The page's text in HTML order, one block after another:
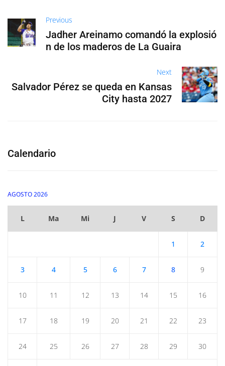
Previous
Jadher Areinamo comandó la explosió
n de los maderos de La Guaira
Next
Salvador Pérez se queda en Kansas
City hasta 2027
Calendario
AGOSTO 2026
L Ma Mi J V S D
1 2
3 4 5 6 7 8 9
10 11 12 13 14 15 16
17 18 19 20 21 22 23
24 25 26 27 28 29 30